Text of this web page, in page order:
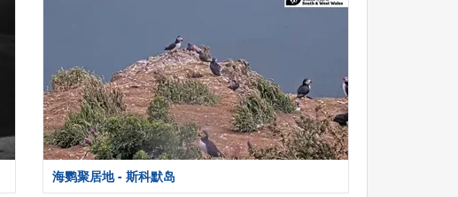
海鹦聚居地 - 斯科默岛